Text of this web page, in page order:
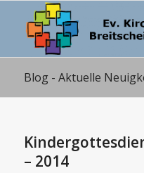
Blog - Aktuelle
– 2014